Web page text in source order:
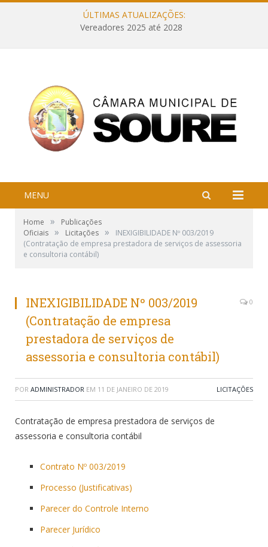
ÚLTIMAS ATUALIZAÇÕES:
Vereadores 2025 até 2028
MENU
Home »
Publicações
Oficiais » Licitações »
INEXIGIBILIDADE Nº 003/2019
(Contratação de empresa prestadora de serviços de assessoria
e consultoria contábil)
INEXIGIBILIDADE Nº 003/2019
(Contratação de empresa
prestadora de serviços de
assessoria e consultoria contábil)
0
POR ADMINISTRADOR EM 11 DE JANEIRO DE 2019 LICITAÇÕES
Contratação de empresa prestadora de serviços de
assessoria e consultoria contábil
Contrato Nº 003/2019
Processo (Justificativas)
Parecer do Controle Interno
Parecer Jurídico